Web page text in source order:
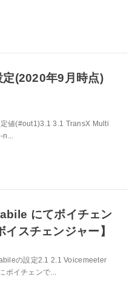
定(2020年9月時点)
値(#out1)3.1 3.1 TransX Multi
にてボイチェン
スチェンジャー】
の設定2.1 2.1 Voicemeeter
ボイチェンで...